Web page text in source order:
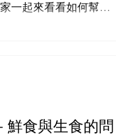
一起來看看如何幫助
鮮食與生食的問